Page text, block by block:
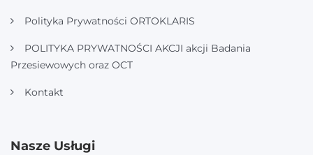
Polityka Prywatności ORTOKLARIS
POLITYKA PRYWATNOŚCI AKCJI akcji Badania
Przesiewowych oraz OCT
Kontakt
Nasze Usługi